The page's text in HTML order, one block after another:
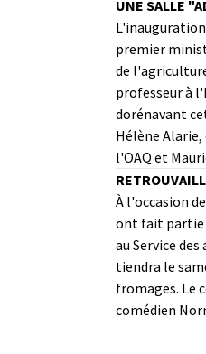
UNE SALLE
premier
de
professeur à
dorénavant
Hélène
l'OAQ et
À l'occasion
ont fait partie
au Service
tiendra le
fromages. Le
comédien